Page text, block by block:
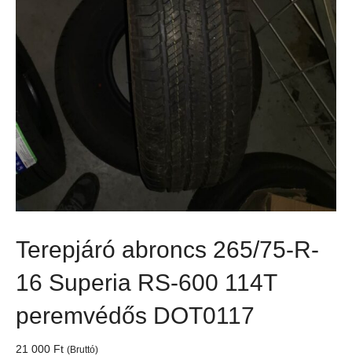
Terepjáró abroncs 265/75-R-
16 Superia RS-600 114T
peremvédős DOT0117
21 000 Ft (Bruttó)